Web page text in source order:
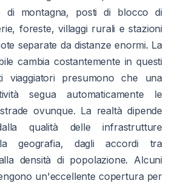
di montagna, posti di blocco di
foreste, villaggi rurali e stazioni
separate da distanze enormi. La
cambia costantemente in questi
viaggiatori presumono che una
segua automaticamente le
ovunque. La realtà dipende
qualità delle infrastrutture
geografia, dagli accordi tra
densità di popolazione. Alcuni
un'eccellente copertura per